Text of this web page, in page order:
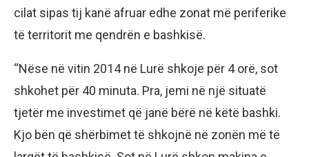
cilat sipas tij kanë afruar edhe zonat më periferike
të territorit me qendrën e bashkisë.
“Nëse në vitin 2014 në Lurë shkoje për 4 orë, sot
shkohet për 40 minuta. Pra, jemi në një situatë
tjetër me investimet që janë bërë në këtë bashki.
Kjo bën që shërbimet të shkojnë në zonën më të